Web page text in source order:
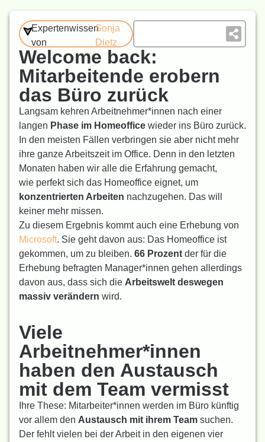
Expertenwissen
von
Sonja
Dietz
Welcome back:
Mitarbeitende erobern
das Büro zurück
Langsam kehren Arbeitnehmer*innen nach einer
langen Phase im Homeoffice wieder ins Büro zurück.
In den meisten Fällen verbringen sie aber nicht mehr
ihre ganze Arbeitszeit im Office. Denn in den letzten
Monaten haben wir alle die Erfahrung gemacht,
wie perfekt sich das Homeoffice eignet, um
konzentrierten Arbeiten nachzugehen. Das will
keiner mehr missen.
Zu diesem Ergebnis kommt auch eine Erhebung von
Microsoft. Sie geht davon aus: Das Homeoffice ist
gekommen, um zu bleiben. 66 Prozent der für die
Erhebung befragten Manager*innen gehen allerdings
davon aus, dass sich die Arbeitswelt deswegen
massiv verändern wird.
Viele
Arbeitnehmer*innen
haben den Austausch
mit dem Team vermisst
Ihre These: Mitarbeiter*innen werden im Büro künftig
vor allem den Austausch mit ihrem Team suchen.
Der fehlt vielen bei der Arbeit in den eigenen vier